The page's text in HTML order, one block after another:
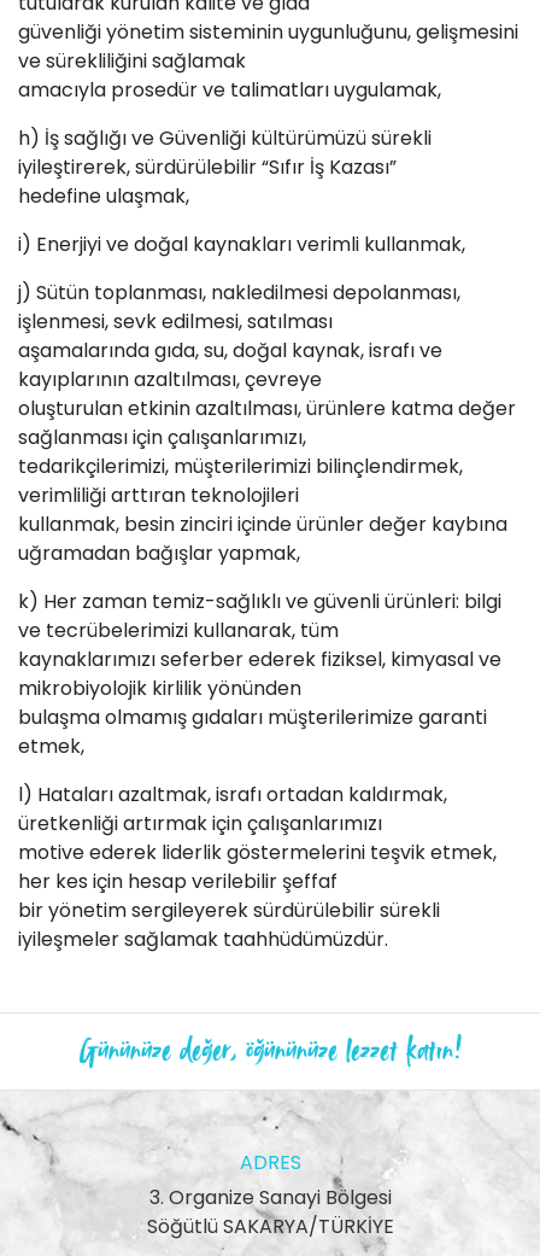
güvenliği yönetim sisteminin uygunluğunu, gelişmesini
ve sürekliliğini sağlamak
amacıyla prosedür ve talimatları uygulamak,
h) İş sağlığı ve Güvenliği kültürümüzü sürekli
iyileştirerek, sürdürülebilir “Sıfır İş Kazası”
hedefine ulaşmak,
i) Enerjiyi ve doğal kaynakları verimli kullanmak,
j) Sütün toplanması, nakledilmesi depolanması,
işlenmesi, sevk edilmesi, satılması
aşamalarında gıda, su, doğal kaynak, israfı ve
kayıplarının azaltılması, çevreye
oluşturulan etkinin azaltılması, ürünlere katma değer
sağlanması için çalışanlarımızı,
tedarikçilerimizi, müşterilerimizi bilinçlendirmek,
verimliliği arttıran teknolojileri
kullanmak, besin zinciri içinde ürünler değer kaybına
uğramadan bağışlar yapmak,
k) Her zaman temiz-sağlıklı ve güvenli ürünleri: bilgi
ve tecrübelerimizi kullanarak, tüm
kaynaklarımızı seferber ederek fiziksel, kimyasal ve
mikrobiyolojik kirlilik yönünden
bulaşma olmamış gıdaları müşterilerimize garanti
etmek,
l) Hataları azaltmak, israfı ortadan kaldırmak,
üretkenliği artırmak için çalışanlarımızı
motive ederek liderlik göstermelerini teşvik etmek,
her kes için hesap verilebilir şeffaf
bir yönetim sergileyerek sürdürülebilir sürekli
iyileşmeler sağlamak taahhüdümüzdür.
Gününüze değer, öğününüze lezzet katın!
ADRES
3. Organize Sanayi Bölgesi
Söğütlü SAKARYA/TÜRKİYE